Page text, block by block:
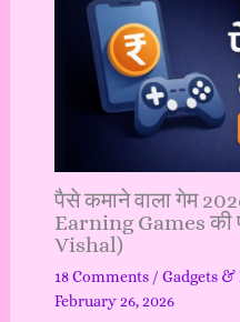
पैसे कमाने वाला गेम
Earning Games की
Vishal)
18 Comments / Gadgets
February 26, 2026